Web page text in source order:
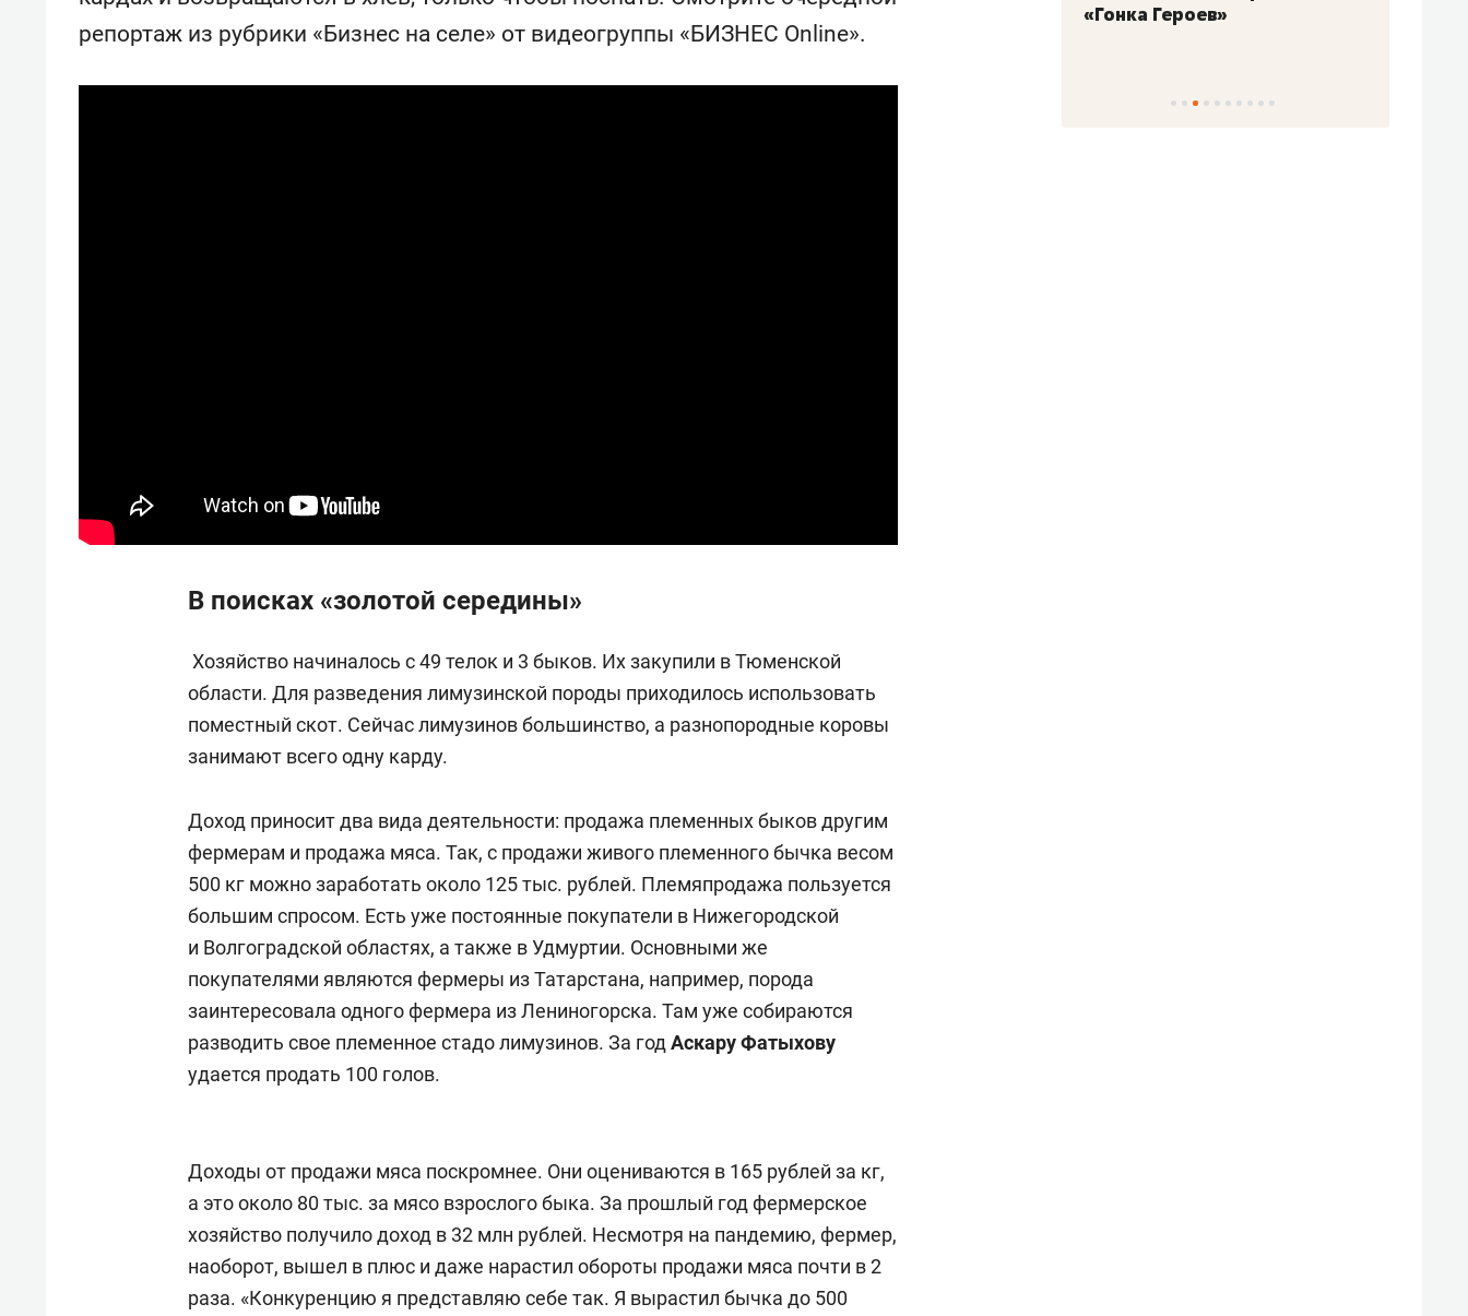
репортаж из рубрики «Бизнес на селе» от видеогруппы «БИЗНЕС Online».
В поисках «золотой середины»
Хозяйство начиналось с 49 телок и 3 быков. Их закупили в Тюменской
области. Для разведения лимузинской породы приходилось использовать
поместный скот. Сейчас лимузинов большинство, а разнопородные коровы
занимают всего одну карду.
Доход приносит два вида деятельности: продажа племенных быков другим
фермерам и продажа мяса. Так, с продажи живого племенного бычка весом
500 кг можно заработать около 125 тыс. рублей. Племяпродажа пользуется
большим спросом. Есть уже постоянные покупатели в Нижегородской
и Волгоградской областях, а также в Удмуртии. Основными же
покупателями являются фермеры из Татарстана, например, порода
заинтересовала одного фермера из Лениногорска. Там уже собираются
разводить свое племенное стадо лимузинов. За год Аскару Фатыхову
удается продать 100 голов.
Доходы от продажи мяса поскромнее. Они оцениваются в 165 рублей за кг,
а это около 80 тыс. за мясо взрослого быка. За прошлый год фермерское
хозяйство получило доход в 32 млн рублей. Несмотря на пандемию, фермер,
наоборот, вышел в плюс и даже нарастил обороты продажи мяса почти в 2
раза. «Конкуренцию я представляю себе так. Я вырастил бычка до 500
состоянием как основа
антихрупких команд
«Гонка Героев»